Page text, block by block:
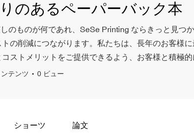
のあるペーパーバック本
ものが何であれ、SeSe Printing ならきっと見つ
の削減につながります。私たちは、長年のお客様
ストメリットをご提供できるよう、お客様と積極的
テンツ 0 ビュー
ショーツ 論文